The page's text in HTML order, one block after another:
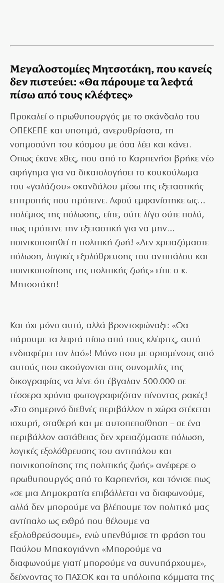
Μεγαλοστομίες Μητσοτάκη, που κανείς
δεν πιστεύει: «Θα πάρουμε τα λεφτά
πίσω από τους κλέφτες»
Προκαλεί ο πρωθυπουργός με το σκάνδαλο του
ΟΠΕΚΕΠΕ και υποτιμά, ανερυθρίαστα, τη
νοημοσύνη του κόσμου με όσα λέει και κάνει.
Οπως έκανε χθες, που από το Καρπενήσι βρήκε νέο
αφήγημα για να δικαιολογήσει το κουκούλωμα
του «γαλάζιου» σκανδάλου μέσω της εξεταστικής
επιτροπής που πρότεινε. Αφού εμφανίστηκε ως…
πολέμιος της πόλωσης, είπε, ούτε λίγο ούτε πολύ,
πως πρότεινε την εξεταστική για να μην…
ποινικοποιηθεί η πολιτική ζωή! «Δεν χρειαζόμαστε
πόλωση, λογικές εξολόθρευσης του αντιπάλου και
ποινικοποίησης της πολιτικής ζωής» είπε ο κ.
Μητσοτάκη!
Και όχι μόνο αυτό, αλλά βροντοφώναξε: «Θα
πάρουμε τα λεφτά πίσω από τους κλέφτες, αυτό
ενδιαφέρει τον λαό»! Μόνο που με ορισμένους από
αυτούς που ακούγονται στις συνομιλίες της
δικογραφίας να λένε ότι έβγαλαν 500.000 σε
τέσσερα χρόνια φωτογραφιζόταν πίνοντας ρακές!
«Στο σημερινό διεθνές περιβάλλον η χώρα στέκεται
ισχυρή, σταθερή και με αυτοπεποίθηση – σε ένα
περιβάλλον αστάθειας δεν χρειαζόμαστε πόλωση,
λογικές εξολόθρευσης του αντιπάλου και
ποινικοποίησης της πολιτικής ζωής» ανέφερε ο
πρωθυπουργός από το Καρπενήσι, και τόνισε πως
«σε μια Δημοκρατία επιβάλλεται να διαφωνούμε,
αλλά δεν μπορούμε να βλέπουμε τον πολιτικό μας
αντίπαλο ως εχθρό που θέλουμε να
εξολοθρεύσουμε», ενώ υπενθύμισε τη φράση του
Παύλου Μπακογιάννη «Μπορούμε να
διαφωνούμε γιατί μπορούμε να συνυπάρχουμε»,
δείχνοντας το ΠΑΣΟΚ και τα υπόλοιπα κόμματα της